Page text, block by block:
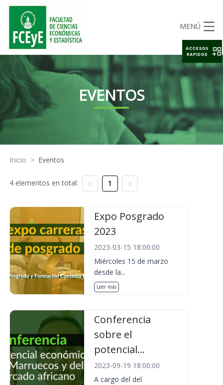
MENÚ
EVENTOS
Inicio > Eventos
4 elementos en total: 1
Expo Posgrado
2023
2023-03-15 18:00:00
Miércoles 15 de marzo
desde la...
Leer más
Conferencia
sobre el
potencial...
2023-09-19 18:00:00
A cargo del del
ACCESOS
RAPIDOS